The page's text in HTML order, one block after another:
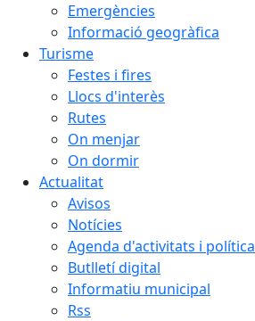
Emergències
Informació geogràfica
Turisme
Festes i fires
Llocs d'interès
Rutes
On menjar
On dormir
Actualitat
Avisos
Notícies
Agenda d'activitats i política
Butlletí digital
Informatiu municipal
Rss